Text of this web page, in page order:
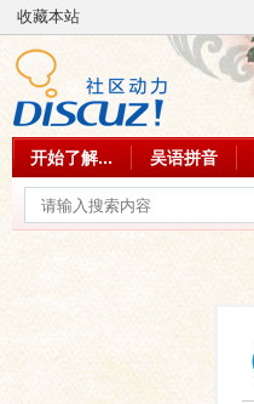
收藏本站
开始了解... 吴语拼音